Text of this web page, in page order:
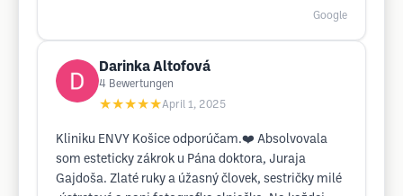
Google
Darinka Altofová
4 Bewertungen
★★★★★April 1, 2025
Kliniku ENVY Košice odporúčam.❤️ Absolvovala
som esteticky zákrok u Pána doktora, Juraja
Gajdoša. Zlaté ruky a úžasný človek, sestričky milé